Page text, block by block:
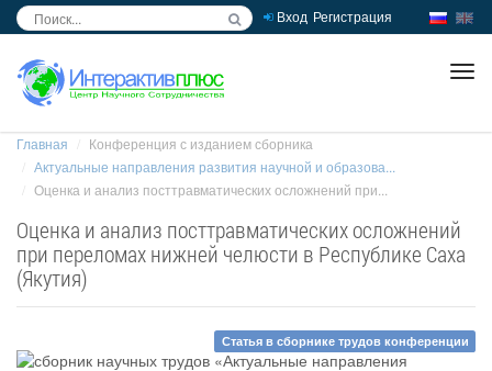
Вход Регистрация
Главная
Конференция с изданием сборника
Актуальные направления развития научной и образова...
Оценка и анализ посттравматических осложнений при...
Оценка и анализ посттравматических осложнений
при переломах нижней челюсти в Республике Саха
(Якутия)
Статья в сборнике трудов конференции